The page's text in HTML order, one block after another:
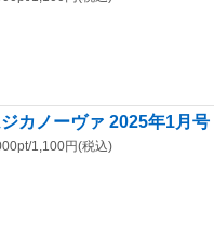
カノーヴァ 2025年1月号
1,100円(税込)